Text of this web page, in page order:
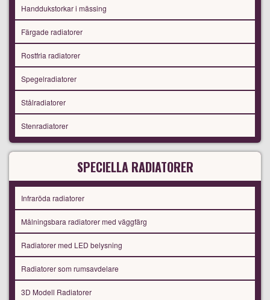
Handdukstorkar i mässing
Färgade radiatorer
Rostfria radiatorer
Spegelradiatorer
Stålradiatorer
Stenradiatorer
SPECIELLA RADIATORER
Infraröda radiatorer
Målningsbara radiatorer med väggfärg
Radiatorer med LED belysning
Radiatorer som rumsavdelare
3D Modell Radiatorer